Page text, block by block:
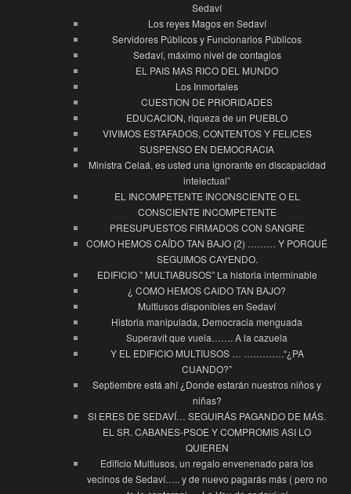
Sedaví
Los reyes Magos en Sedaví
Servidores Públicos y Funcionarios Públicos
Sedaví, máximo nivel de contagios
EL PAIS MAS RICO DEL MUNDO
Los Inmortales
CUESTION DE PRIORIDADES
EDUCACION, riqueza de un PUEBLO
VIVIMOS ESTAFADOS, CONTENTOS Y FELICES
SUSPENSO EN DEMOCRACIA
Ministra Celaá, es usted una ignorante en discapacidad
intelectual”
EL INCOMPETENTE INCONSCIENTE O EL
CONSCIENTE INCOMPETENTE
PRESUPUESTOS FIRMADOS CON SANGRE
COMO HEMOS CAÍDO TAN BAJO (2) ……… Y PORQUÉ
SEGUIMOS CAYENDO.
EDIFICIO ” MULTIABUSOS” La historia interminable
¿ COMO HEMOS CAIDO TAN BAJO?
Multiusos disponibles en Sedaví
Historia manipulada, Democracia menguada
Superavit que vuela……. A la cazuela
Y EL EDIFICIO MULTIUSOS … ………….“¿PA
CUANDO?”
Septiembre está ahí ¿Donde estarán nuestros niños y
niñas?
SI ERES DE SEDAVÍ… SEGUIRÁS PAGANDO DE MÁS.
EL SR. CABANES-PSOE Y COMPROMIS ASI LO
QUIEREN
Edificio Multiusos, un regalo envenenado para los
vecinos de Sedaví….. y de nuevo pagarás más ( pero no